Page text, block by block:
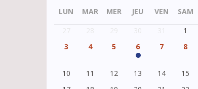
LUN MAR MER JEU VEN SAM
27
28 29 30 31 1
3
4 5 6 7 8
10 11 12 13 14 15